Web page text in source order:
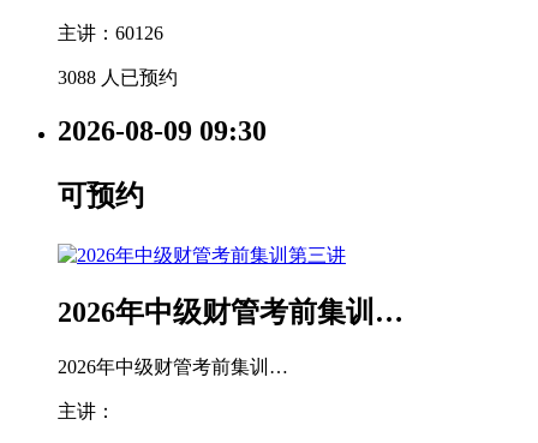
主讲：60126
3088 人已预约
2026-08-09 09:30
可预约
2026年中级财管考前集训…
2026年中级财管考前集训…
主讲：